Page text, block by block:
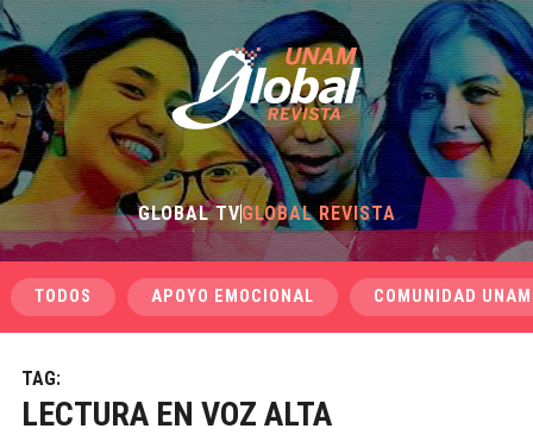
GLOBAL TVGLOBAL REVISTA
TODOS APOYO EMOCIONAL COMUNIDAD UNAM
TAG:
LECTURA EN VOZ ALTA